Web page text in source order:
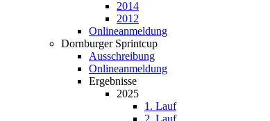
2014
2012
Onlineanmeldung
Dornburger Sprintcup
Ausschreibung
Onlineanmeldung
Ergebnisse
2025
1. Lauf
2. Lauf